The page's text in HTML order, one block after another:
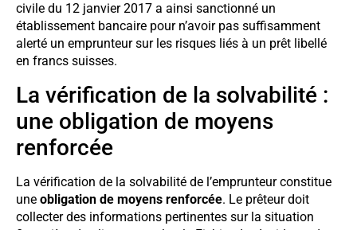
civile du 12 janvier 2017 a ainsi sanctionné un
établissement bancaire pour n’avoir pas suffisamment
alerté un emprunteur sur les risques liés à un prêt libellé
en francs suisses.
La vérification de la solvabilité :
une obligation de moyens
renforcée
La vérification de la solvabilité de l’emprunteur constitue
une obligation de moyens renforcée. Le prêteur doit
collecter des informations pertinentes sur la situation